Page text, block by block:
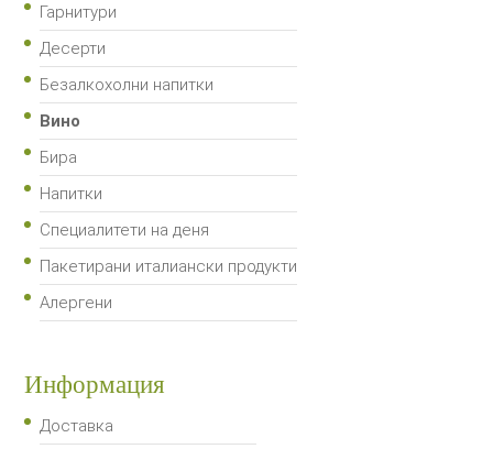
Гарнитури
Десерти
Безалкохолни напитки
Вино
Бира
Напитки
Специалитети на деня
Пакетирани италиански продукти
Алергени
Информация
Доставка